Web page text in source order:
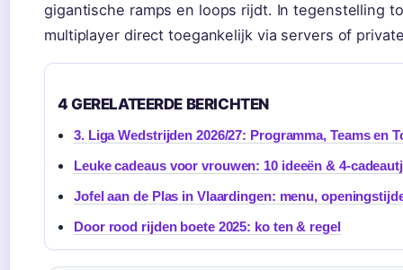
gigantische ramps en loops rijdt. In tegenstelling
multiplayer direct toegankelijk via servers of
4 GERELATEERDE BERICHTEN
3. Liga Wedstrijden 2026/27: Programma, Teams en
Leuke cadeaus voor vrouwen: 10 ideeën & 4-
Jofel aan de Plas in Vlaardingen: menu,
Door rood rijden boete 2025: ko ten & regel